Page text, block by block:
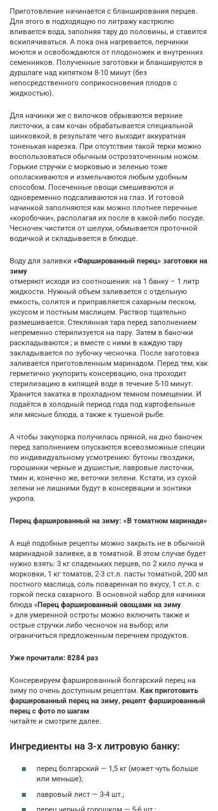
Приготовление начинается с бланширования перцев.
Для этого в подходящую по литражу кастрюлю
вливается вода, заполняя тару до половины, и ставится
вскипячиваться. А пока она нагревается, перчинки
моются и освобождаются от плодоножек и внутренних
семенников. Полученные заготовки и бланшируются в
дуршлаге над кипятком 8-10 минут (без
непосредственного соприкосновения плодов с
жидкостью).
Для начинки же с вилочков обрываются верхние
листочки, а сам кочан обрабатывается специальной
шинковкой, в результате чего выходит аккуратная
тоненькая нарезка. При отсутствии такой терки можно
воспользоваться обычным острозаточенным ножом.
Горькие стручки с морковью и зеленью тоже
ополаскиваются и измельчаются любым удобным
способом. Посеченные овощи смешиваются и
одновременно подсаливаются на глаз. И готовой
начинкой заполняются как можно плотнее перечные
«коробочки», располагая их после в какой-либо посуде.
Чесночек чистится от шелухи, обмывается проточной
водичкой и складывается в блюдце.
Воду для заливки «Фаршированный перец» заготовки на
зиму
отмеряют исходя из соотношения: на 1 банку – 1 литр
жидкости. Нужный объем заливается с отдельную
емкость, солится и приправляется сахарным песком,
уксусом и постным маслицем. Раствор тщательно
размешивается. Стеклянная тара перед заполнением
непременно стерилизуется на пару. Затем в баночки
раскладываются ; и вместе с ними в каждую тару
закладывается по зубочку чесночка. После заготовка
заливается приготовленным маринадом. Перед тем, как
герметично укупорить консервацию, она проходит
стерилизацию в кипящей воде в течение 5-10 минут.
Хранится закатка в прохладном темном помещении. И
подаётся в холодный период года под картофельные
или мясные блюда, а также к тушеной рыбе.
А чтобы закупорка получилась пряной, на дно баночек
перед заполнением опускаются всевозможные специи
по индивидуальному усмотрению: бутоны гвоздики,
горошинки черные и душистые, лавровые листочки,
тмин и, конечно же, веточки зелени. Кстати, из сухой
зелени не лишними будут в консервации и зонтики
укропа.
Перец фаршированный на зиму: «В томатном маринаде»
А ещё подобные рецепты можно закрыть не в обычной
маринадной заливке, а в томатной. В этом случае будет
нужно взять: 3 кг сладеньких перцев, по 2 кило лучка и
морковки, 1 кг томатов, 2-3 ст.л. пасты томатной, 200 мл
постного маслица, соль поваренная по вкусу, 1 ст.л. с
горкой песка сахарного. В основной набор для начинки
блюда «Перец фаршированный овощами на зиму
» для умеренной остроты можно включить также и
острые стручки либо чесночок на выбор; или
ограничиться предложенным перечнем продуктов.
Уже прочитали: 8284 раз
Консервируем фаршированный болгарский перец на
зиму по очень доступным рецептам. Как приготовить
фаршированный перец на зиму, рецепт фаршированный
перец с фото по шагам
читайте и смотрите далее.
Ингредиенты на 3-х литровую банку:
перец болгарский — 1,5 кг (может чуть больше
или меньше);
лавровый лист — 3-4 шт.;